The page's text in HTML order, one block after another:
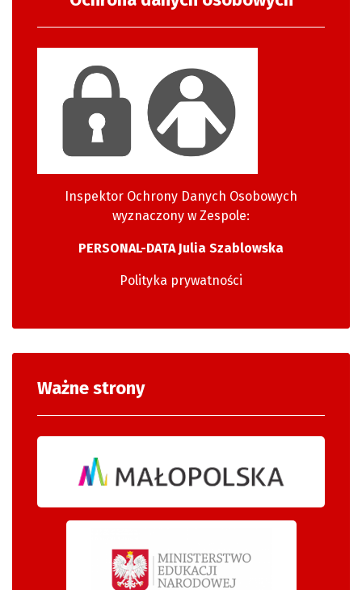
Inspektor Ochrony Danych Osobowych
wyznaczony w Zespole:
PERSONAL-DATA Julia Szablowska
Polityka prywatności
Ważne strony